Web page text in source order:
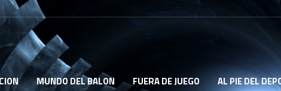
MUNDO DEL BALON FUERA DE JUEGO AL PIE DEL